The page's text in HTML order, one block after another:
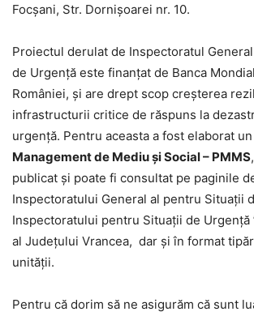
Focșani, Str. Dornișoarei nr. 10.
Proiectul derulat de Inspectoratul
de Urgență este finanțat de Banca
României, și are drept scop creșterea
infrastructurii critice de răspuns la
urgență. Pentru aceasta a fost elaborat un
Management de Mediu și Social – PMMS
publicat și poate fi consultat pe paginile
Inspectoratului General al pentru Situații
Inspectoratului pentru Situații de Urgență
al Județului Vrancea, dar și în format
unității.
Pentru că dorim să ne asigurăm că sunt